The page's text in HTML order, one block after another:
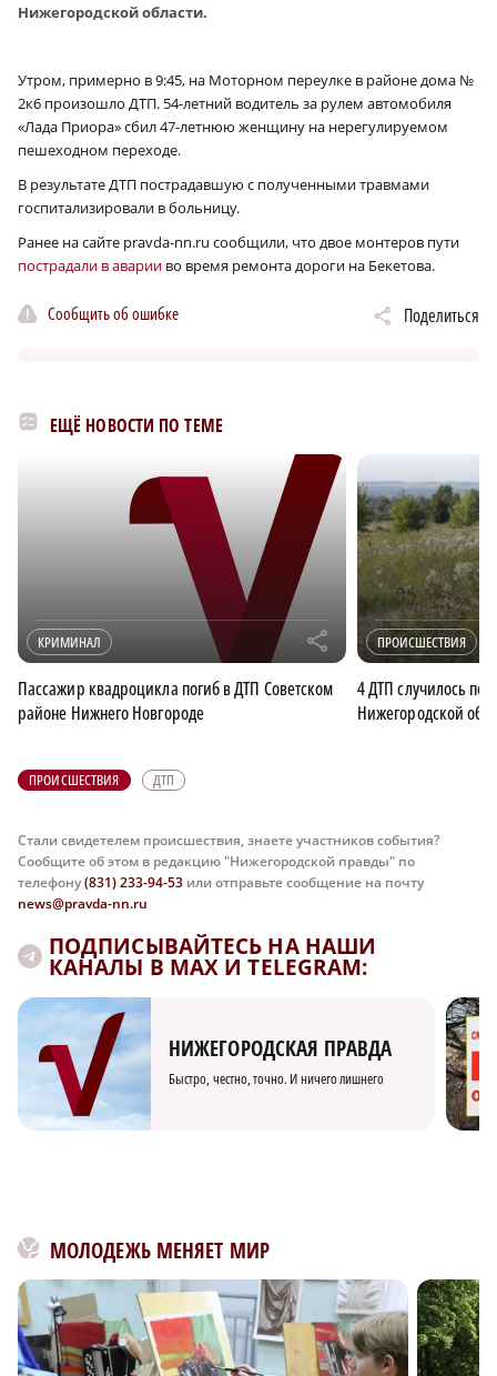
Нижегородской области.
Утром, примерно в 9:45, на Моторном переулке в районе дома №
2к6 произошло ДТП. 54-летний водитель за рулем автомобиля
«Лада Приора»сбил 47-летнюю женщину на нерегулируемом
пешеходном переходе.
В результате ДТП пострадавшую с полученными травмами
госпитализировали в больницу.
Ранее на сайте pravda-nn.ru сообщили, что двое монтеров пути
пострадали в аварии во время ремонта дороги на Бекетова.
Сообщить об ошибке Поделиться
ЕЩЁ НОВОСТИ ПО ТЕМЕ
КРИМИНАЛ r
Пассажир квадроцикла погиб в ДТП Советском
районе Нижнего Новгороде
ПРОИСШЕСТВИЯ
4 ДТП случилось по
Нижегородской
ПРОИСШЕСТВИЯ ДТП
Стали свидетелем происшествия, знаете участников события?
Сообщите об этом в редакцию "Нижегородской правды" по
телефону(831) 233-94-53 или отправьте сообщение на почту
news@pravda-nn.ru
ПОДПИСЫВАЙТЕСЬ НА НАШИ
КАНАЛЫ В MAX И TELEGRAM:
НИЖЕГОРОДСКАЯ ПРАВДА
Быстро, честно, точно. И ничего лишнего
МОЛОДЕЖЬ МЕНЯЕТ МИР